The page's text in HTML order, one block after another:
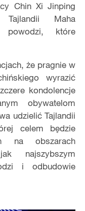
Chin Xi Jinping
Tajlandii Maha
powodzi, które
że pragnie w
wyrazić
kondolencje
obywatelom
udzielić Tajlandii
celem będzie
na obszarach
najszybszym
i odbudowie